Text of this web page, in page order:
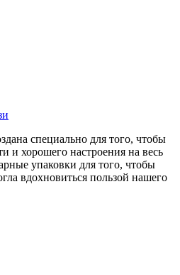
специально для того, чтобы
и хорошего настроения на весь
упаковки для того, чтобы
вдохновиться пользой нашего